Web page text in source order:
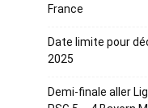
France
Date limite pour
2025
Demi-finale aller